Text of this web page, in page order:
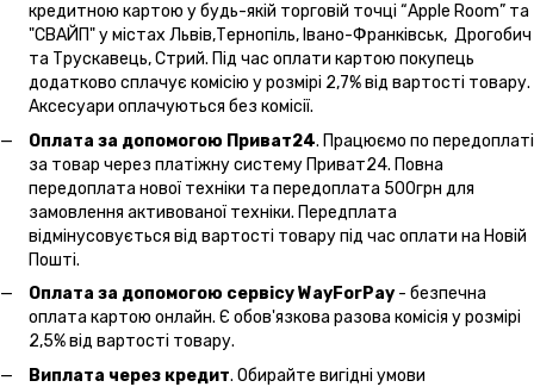
кредитною картою у будь-якій торговій точці “Apple Room” та
"СВАЙП" у містах Львів,Тернопіль, Івано-Франківськ, Дрогобич
та Трускавець, Стрий. Під час оплати картою покупець
додатково сплачує комісію у розмірі 2,7% від вартості товару.
Аксесуари оплачуються без комісії.
Оплата за допомогою Приват24. Працюємо по передоплаті
за товар через платіжну систему Приват24. Повна
передоплата нової техніки та передоплата 500грн для
замовлення активованої техніки. Передплата
відмінусовується від вартості товару під час оплати на Новій
Пошті.
Оплата за допомогою сервісу WayForPay - безпечна
оплата картою онлайн. Є обов'язкова разова комісія у розмірі
2,5% від вартості товару.
Виплата через кредит. Обирайте вигідні умови